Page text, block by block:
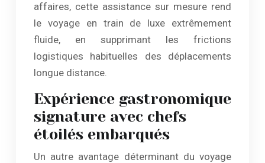
affaires, cette assistance sur mesure rend
le voyage en train de luxe extrêmement
fluide, en supprimant les frictions
logistiques habituelles des déplacements
longue distance.
Expérience gastronomique
signature avec chefs
étoilés embarqués
Un autre avantage déterminant du voyage